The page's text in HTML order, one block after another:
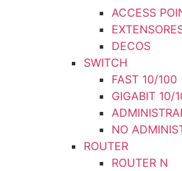
ACCESS
DECOS
SWITCH
FAST 10/100
GIGABIT 10/
NO
ROUTER
ROUTER N